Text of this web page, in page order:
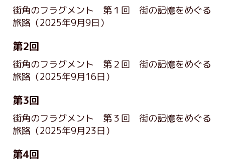
街角のフラグメント 第１回 街の記憶をめぐる
旅路 （2025年9月9日）
第2回
街角のフラグメント 第２回 街の記憶をめぐる
旅路 （2025年9月16日）
第3回
街角のフラグメント 第３回 街の記憶をめぐる
旅路 （2025年9月23日）
第4回